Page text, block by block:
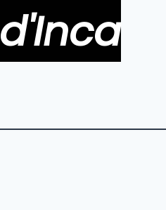
d'Inca